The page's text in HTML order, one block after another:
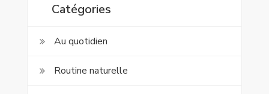
Catégories
Au quotidien
Routine naturelle